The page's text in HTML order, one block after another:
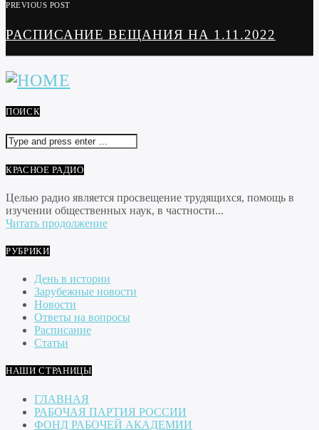
PREVIOUS POST
РАСПИСАНИЕ ВЕЩАНИЯ НА 1.11.2022
ПОИСК
КРАСНОЕ РАДИО
Целью радио является просвещение трудящихся, помощь в
изучении общественных наук, в частности...
Читать продолжение
РУБРИКИ
День в истории
Зарубежные новости
Новости
Ответы на вопросы
Расписание
Статьи
НАШИ СТРАНИЦЫ
ГЛАВНАЯ
РАБОЧАЯ ПАРТИЯ РОССИИ
ФОНД РАБОЧЕЙ АКАДЕМИИ